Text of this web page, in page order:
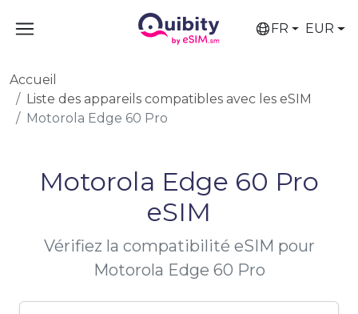
FR EUR
Accueil
Liste des appareils compatibles avec les eSIM
Motorola Edge 60 Pro
Motorola Edge 60 Pro
eSIM
Vérifiez la compatibilité eSIM pour
Motorola Edge 60 Pro